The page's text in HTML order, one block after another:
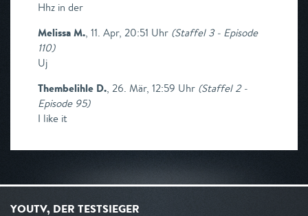
Hhz in der
Melissa M., 11. Apr, 20:51 Uhr (Staffel 3 - Episode
110)
Uj
Thembelihle D., 26. Mär, 12:59 Uhr (Staffel 2 -
Episode 95)
I like it
YOUTV, DER TESTSIEGER